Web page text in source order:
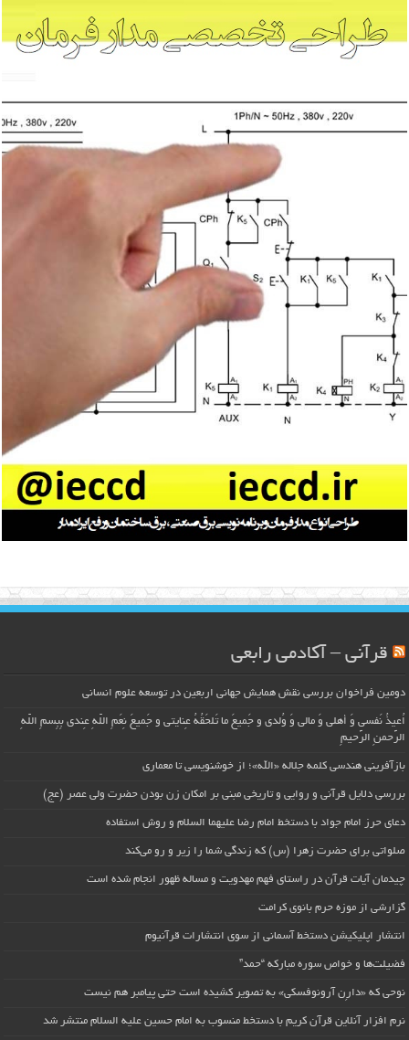
قرآنی – آکادمی رابعی
دومین فراخوان بررسی نقش همایش جهانی اربعین در توسعه علوم انسانی
اُعیذُ نَفسی وَ أهلی وَ مالی وَ وُلدی و جَمیعَ ما تَلحَقُهُ عِنایتی و جَمیعَ نِعَمِ اللّهِ عِندی بِبِسمِ اللّهِ
الرَّحمنِ الرَّحیمِ
بازآفرینی هندسی کلمه جلاله «الله»؛ از خوشنویسی تا معماری
بررسی دلایل قرآنی و روایی و تاریخی مبنی بر امکان زن بودن حضرت ولی عصر (عج)
دعای حرز امام جواد با دستخط امام رضا علیهما السلام و روش استفاده
صلواتی برای حضرت زهرا (س) که زندگی شما را زیر و رو می‌کند
چیدمان آیات قرآن در راستای فهم مهدویت و مساله ظهور انجام شده است
گزارشی از موزه حرم بانوی کرامت
انتشار اپلیکیشن دستخط آسمانی از سوی انتشارات قرآنیوم
فضیلت‌ها و خواص سوره مبارکه “حمد”
نوحی که «دارِن آرونوفسکی» به تصویر کشیده است حتی پیامبر هم نیست
نرم افزار آنلاین قرآن کریم با دستخط منسوب به امام حسین علیه السلام منتشر شد